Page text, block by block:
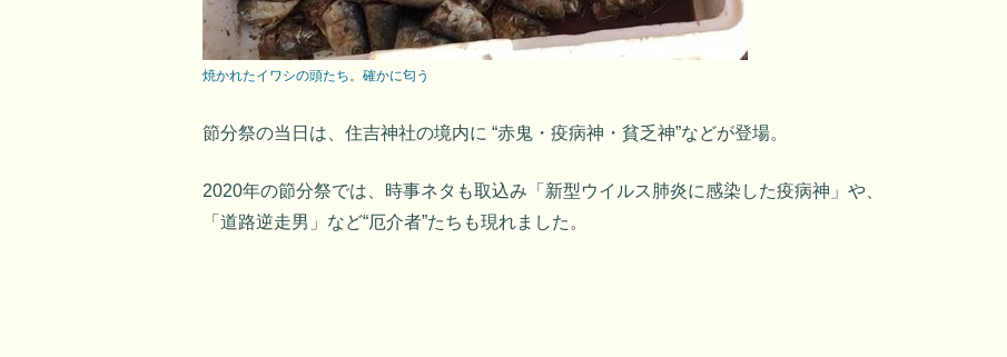
焼かれたイワシの頭たち。確かに匂う
節分祭の当日は、住吉神社の境内に “赤鬼・疫病神・貧乏神”などが登場。
2020年の節分祭では、時事ネタも取込み「新型ウイルス肺炎に感染した疫病神」や、
「道路逆走男」など“厄介者”たちも現れました。